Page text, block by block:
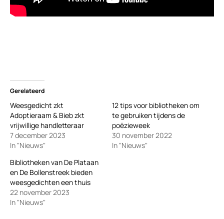
Gerelateerd
Weesgedicht zkt
Adoptieraam & Bieb zkt
vrijwillige handletteraar
7 december 2023
In "Nieuws"
12 tips voor bibliotheken om
te gebruiken tijdens de
poëzieweek
30 november 2022
In "Nieuws"
Bibliotheken van De Plataan
en De Bollenstreek bieden
weesgedichten een thuis
22 november 2023
In "Nieuws"